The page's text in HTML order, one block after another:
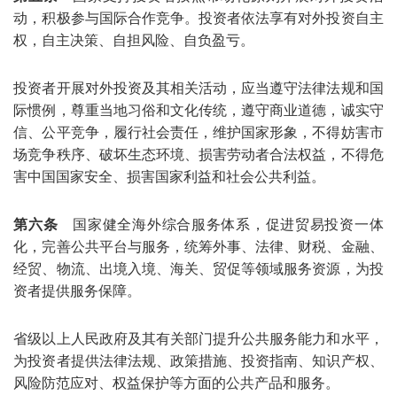
动，积极参与国际合作竞争。投资者依法享有对外投资自主
权，自主决策、自担风险、自负盈亏。
投资者开展对外投资及其相关活动，应当遵守法律法规和国
际惯例，尊重当地习俗和文化传统，遵守商业道德，诚实守
信、公平竞争，履行社会责任，维护国家形象，不得妨害市
场竞争秩序、破坏生态环境、损害劳动者合法权益，不得危
害中国国家安全、损害国家利益和社会公共利益。
第六条 国家健全海外综合服务体系，促进贸易投资一体
化，完善公共平台与服务，统筹外事、法律、财税、金融、
经贸、物流、出境入境、海关、贸促等领域服务资源，为投
资者提供服务保障。
省级以上人民政府及其有关部门提升公共服务能力和水平，
为投资者提供法律法规、政策措施、投资指南、知识产权、
风险防范应对、权益保护等方面的公共产品和服务。